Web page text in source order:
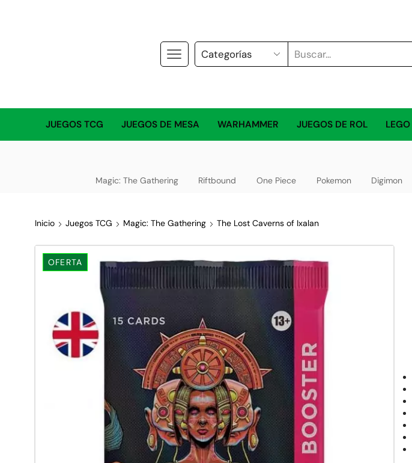
JUEGOS TCG JUEGOS DE MESA WARHAMMER JUEGOS DE ROL LEGO
Magic: The Gathering Riftbound One Piece Pokemon Digimon
Inicio Juegos TCG Magic: The Gathering The Lost Caverns of Ixalan
OFERTA